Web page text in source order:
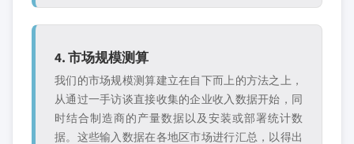
4. 市场规模测算
我们的市场规模测算建立在自下而上的方法之上，
从通过一手访谈直接收集的企业收入数据开始，同
时结合制造商的产量数据以及安装或部署统计数
据。这些输入数据在各地区市场进行汇总，以得出